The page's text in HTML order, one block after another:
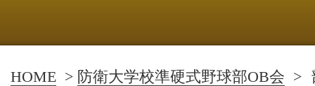
HOME > 防衛大学校準硬式野球部OB会 >